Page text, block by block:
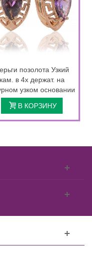
позолота Узкий
кам. в 4х держат. на
узком основании
В КОРЗИНУ